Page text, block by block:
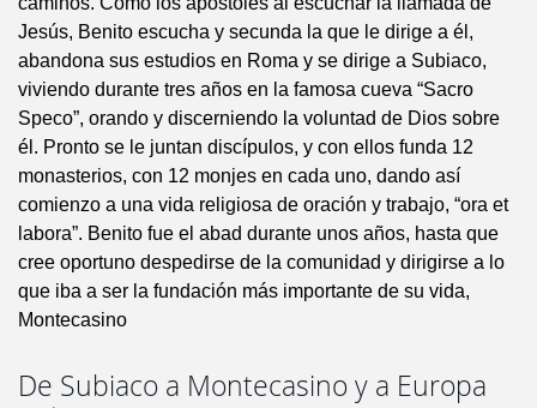
Jesús, Benito escucha y secunda la que le dirige a él,
abandona sus estudios en Roma y se dirige a Subiaco,
viviendo durante tres años en la famosa cueva “Sacro
Speco”, orando y discerniendo la voluntad de Dios sobre
él. Pronto se le juntan discípulos, y con ellos funda 12
monasterios, con 12 monjes en cada uno, dando así
comienzo a una vida religiosa de oración y trabajo, “ora et
labora”. Benito fue el abad durante unos años, hasta que
cree oportuno despedirse de la comunidad y dirigirse a lo
que iba a ser la fundación más importante de su vida,
Montecasino
De Subiaco a Montecasino y a Europa